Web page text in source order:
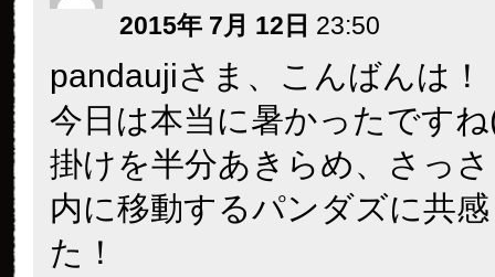
2015年 7月 12日 23:50
pandaujiさま、こんばんは！
今日は本当に暑かったです
掛けを半分あきらめ、さっ
内に移動するパンダズに共
た！